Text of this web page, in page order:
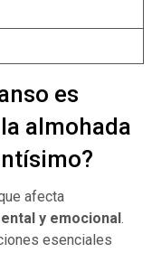
es
almohada
afecta
y emocional.
esenciales